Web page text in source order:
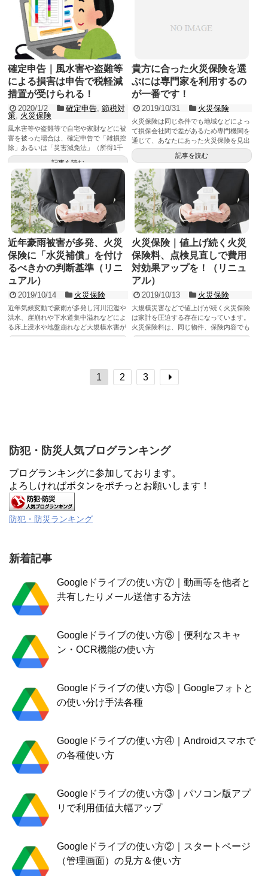
す。
確定申告｜風水害や盗難等
による損害は申告で税軽減
措置が受けられる！
2020/1/2 確定申告, 節税対
策 火災保険
風水害等や盗難等で自宅や家財などに被
害を被った場合は、確定申告で「雑損控
除」あるいは「災害減免法」（所得1千
万円以下で損害が時価の5割以上の場
な税軽減や免除が受けられます。
記事を読む
貴方に合った火災保険を選
ぶには専門家を利用するの
が一番です！
2019/10/31 火災保険
火災保険は同じ条件でも地域などによっ
て損保会社間で差があるため専門機関を
通じて、あなたにあった火災保険を見出
し納得のいく火災保険会社を選びましょ
う。
記事を読む
近年豪雨被害が多発、火災
保険に「水災補償」を付け
るべきかの判断基準（リニ
ュアル）
2019/10/14 火災保険
近年気候変動で豪雨が多発し河川氾濫や
洪水、崖崩れや下水道集中溢れなどによ
る床上浸水や地盤崩れなど大規模水害が
多発しています。余程の安全地帯（ハザ
火災保険｜値上げ続く火災
保険料、点検見直しで費用
対効果アップを！（リニュ
アル）
2019/10/13 火災保険
大規模災害などで値上げが続く火災保険
は家計を圧迫する存在になっています。
火災保険料は、同じ物件、保険内容でも
損保各社によって格差があります。また
1 2 3
防犯・防災人気ブログランキング
ブログランキングに参加しております。
よろしければボタンをポチっとお願いします！
防犯・防災ランキング
新着記事
Googleドライブの使い方⑦｜動画等を他者と
共有したりメール送信する方法
Googleドライブの使い方⑥｜便利なスキャ
ン・OCR機能の使い方
Googleドライブの使い方⑤｜Googleフォトと
の使い分け手法各種
Googleドライブの使い方④｜Androidスマホで
の各種使い方
Googleドライブの使い方③｜パソコン版アプ
リで利用価値大幅アップ
Googleドライブの使い方②｜スタートページ
（管理画面）の見方＆使い方